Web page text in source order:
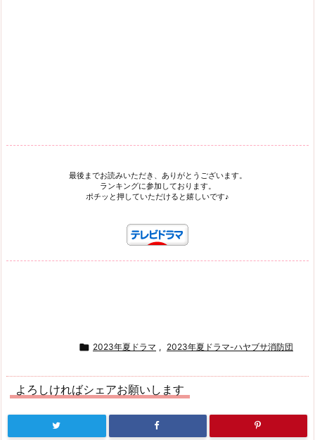
最後までお読みいただき、ありがとうございます。
ランキングに参加しております。
ポチッと押していただけると嬉しいです♪
 2023年夏ドラマ , 2023年夏ドラマ-ハヤブサ消防団
よろしければシェアお願いします